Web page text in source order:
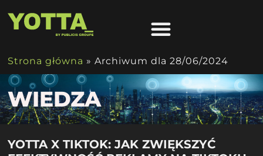
Strona główna »Archiwum dla 28/06/2024
WIEDZA
YOTTA X TIKTOK: JAK ZWIĘKSZYĆ